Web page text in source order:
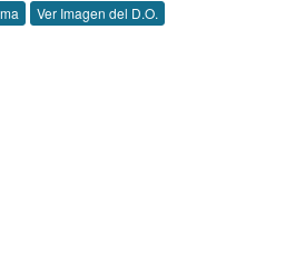
Ver Imagen del D.O.